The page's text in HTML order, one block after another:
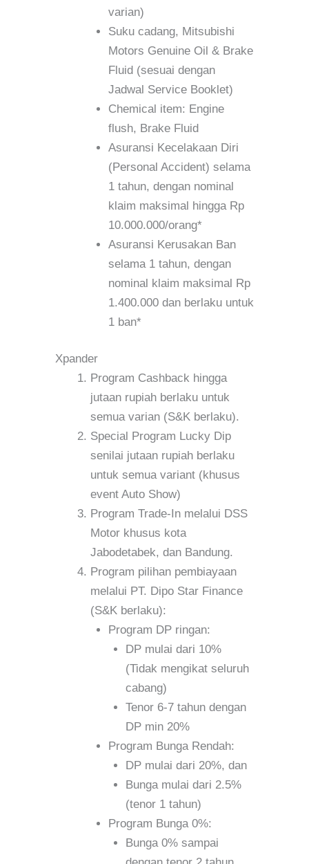
varian)
Suku cadang, Mitsubishi
Motors Genuine Oil & Brake
Fluid (sesuai dengan
Jadwal Service Booklet)
Chemical item: Engine
flush, Brake Fluid
Asuransi Kecelakaan Diri
(Personal Accident) selama
1 tahun, dengan nominal
klaim maksimal hingga Rp
10.000.000/orang*
Asuransi Kerusakan Ban
selama 1 tahun, dengan
nominal klaim maksimal Rp
1.400.000 dan berlaku untuk
1 ban*
Xpander
Program Cashback hingga
jutaan rupiah berlaku untuk
semua varian (S&K berlaku).
Special Program Lucky Dip
senilai jutaan rupiah berlaku
untuk semua variant (khusus
event Auto Show)
Program Trade-In melalui DSS
Motor khusus kota
Jabodetabek, dan Bandung.
Program pilihan pembiayaan
melalui PT. Dipo Star Finance
(S&K berlaku):
Program DP ringan:
DP mulai dari 10%
(Tidak mengikat seluruh
cabang)
Tenor 6-7 tahun dengan
DP min 20%
Program Bunga Rendah:
DP mulai dari 20%, dan
Bunga mulai dari 2.5%
(tenor 1 tahun)
Program Bunga 0%:
Bunga 0% sampai